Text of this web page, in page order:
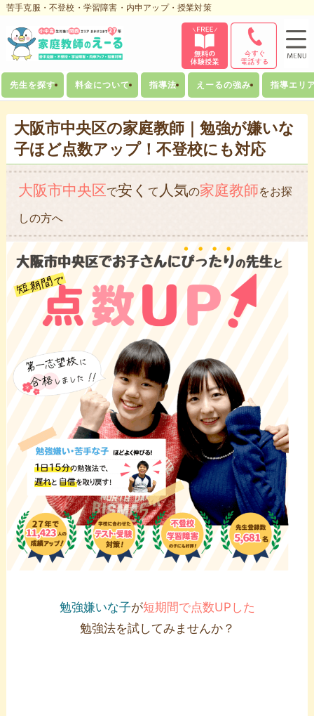
苦手克服・不登校・学習障害・内申アップ・授業対策
先生を探す 料金について 指導法 えーるの強み 指導エリ
大阪市中央区の家庭教師｜勉強が嫌いな
子ほど点数アップ！不登校にも対応
大阪市中央区で安く て 人気の家庭教師をお探
しの方へ
勉強嫌いな子が短期間で点数UPした
勉強法を試してみませんか？